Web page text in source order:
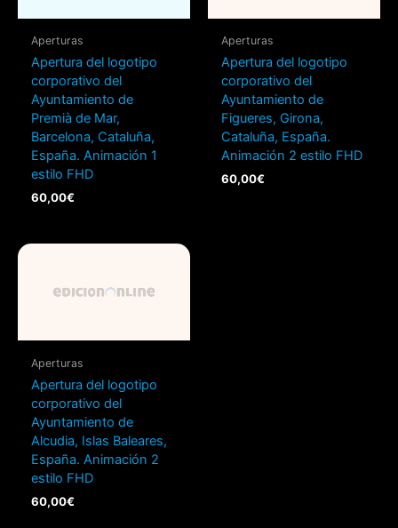
Aperturas
Apertura del logotipo
corporativo del
Ayuntamiento de
Premià de Mar,
Barcelona, Cataluña,
España. Animación 1
estilo FHD
60,00€
Aperturas
Apertura del logotipo
corporativo del
Ayuntamiento de
Figueres, Girona,
Cataluña, España.
Animación 2 estilo FHD
60,00€
Aperturas
Apertura del logotipo
corporativo del
Ayuntamiento de
Alcudia, Islas Baleares,
España. Animación 2
estilo FHD
60,00€